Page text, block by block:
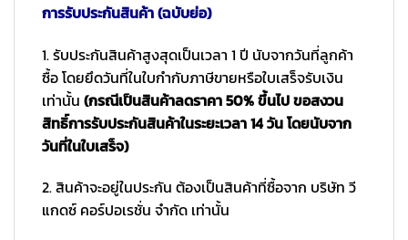
การรับประกันสินค้า (ฉบับย่อ)
1. รับประกันสินค้าสูงสุดเป็นเวลา 1 ปี นับจากวันที่ลูกค้า
ซื้อ โดยยึดวันที่ในใบกำกับภาษีขายหรือใบเสร็จรับเงิน
เท่านั้น (กรณีเป็นสินค้าลดราคา 50% ขึ้นไป ขอสงวน
สิทธิ์การรับประกันสินค้าในระยะเวลา 14 วัน โดยนับจาก
วันที่ในใบเสร็จ)
2. สินค้าจะอยู่ในประกัน ต้องเป็นสินค้าที่ซื้อจาก บริษัท วี
แกดซ์ คอร์ปอเรชั่น จำกัด เท่านั้น